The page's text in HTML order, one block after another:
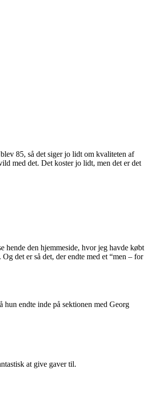
85, så det siger jo lidt om kvaliteten af
med det. Det koster jo lidt, men det er det
den hjemmeside, hvor jeg havde købt
det er så det, der endte med et “men – for
hun endte inde på sektionen med Georg
at give gaver til.